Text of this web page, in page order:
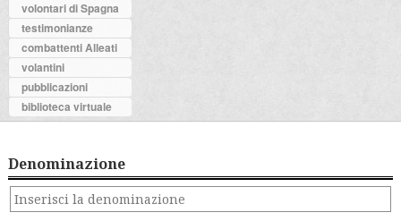
volontari di Spagna
testimonianze
combattenti Alleati
volantini
pubblicazioni
biblioteca virtuale
Denominazione